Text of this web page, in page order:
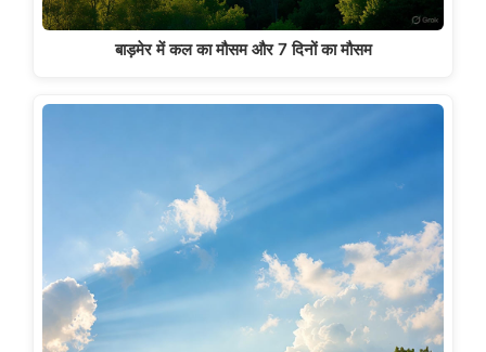
बाड़मेर में कल का मौसम और 7 दिनों का मौसम